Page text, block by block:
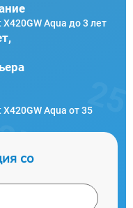
Aqua до 3 лет
Aqua от 35
со